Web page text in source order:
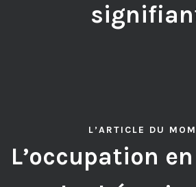
L’ARTICLE DU
L’occupation